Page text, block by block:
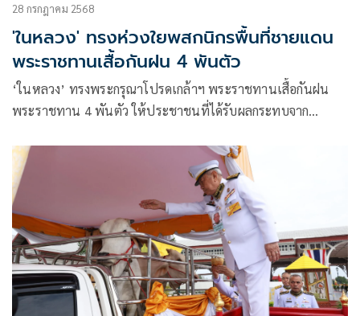
28 กรกฎาคม 2568
'ในหลวง' ทรงห่วงใยพสกนิกรพื้นที่ชายแดน
พระราชทานเสื้อกันฝน 4 พันตัว
‘ในหลวง’ ทรงพระกรุณาโปรดเกล้าฯ พระราชทานเสื้อกันฝน
พระราชทาน 4 พันตัว ให้ประชาชนที่ได้รับผลกระทบจาก